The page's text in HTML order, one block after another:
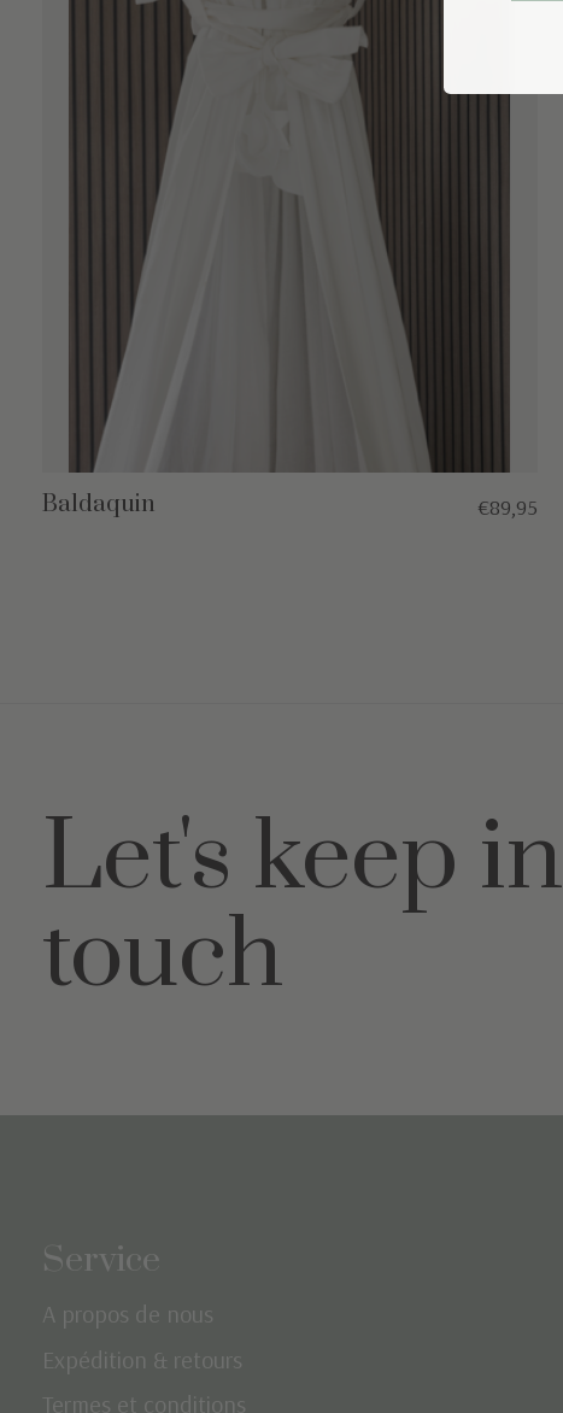
Baldaquin €89,95
Let's keep in
touch
Service
A propos de nous
Expédition & retours
Termes et conditions